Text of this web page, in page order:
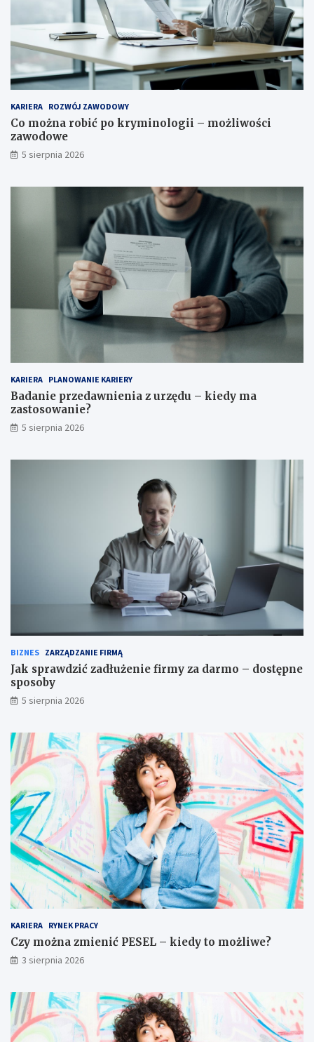
KARIERA ROZWÓJ ZAWODOWY
Co można robić po kryminologii – możliwości
zawodowe
5 sierpnia 2026
KARIERA PLANOWANIE KARIERY
Badanie przedawnienia z urzędu – kiedy ma
zastosowanie?
5 sierpnia 2026
BIZNES ZARZĄDZANIE FIRMĄ
Jak sprawdzić zadłużenie firmy za darmo – dostępne
sposoby
5 sierpnia 2026
KARIERA RYNEK PRACY
Czy można zmienić PESEL – kiedy to możliwe?
3 sierpnia 2026